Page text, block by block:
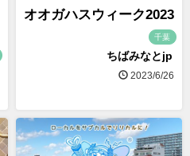
オオガハスウィーク2023
千葉
ちばみなとjp
2023/6/26